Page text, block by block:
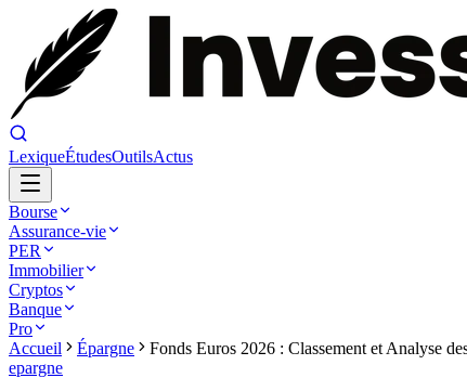
LexiqueÉtudesOutilsActus
Bourse
Assurance-vie
PER
Immobilier
Cryptos
Banque
Pro
Accueil
Épargne
Fonds Euros 2026 : Classement et Analyse
epargne